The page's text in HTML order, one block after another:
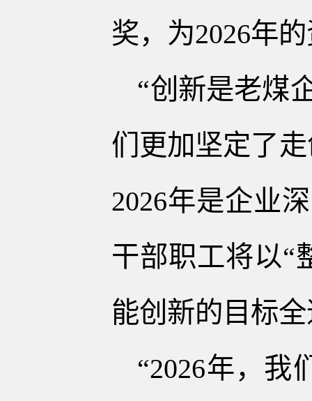
奖，为2026年
“创新是老煤
们更加坚定了
2026年是企业
干部职工将以“
能创新的目标
“2026年，我